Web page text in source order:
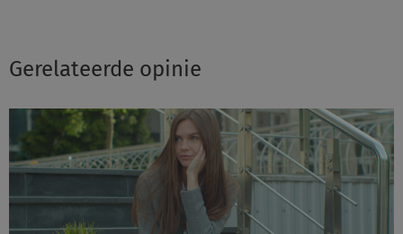
Gerelateerde opinie